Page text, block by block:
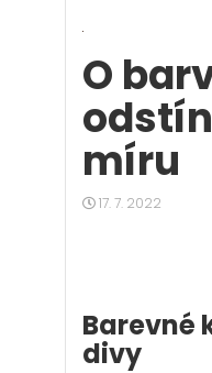
O
míru
17. 7. 2022
Barevné
divy